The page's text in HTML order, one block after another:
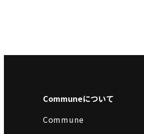
Communeについて
Commune